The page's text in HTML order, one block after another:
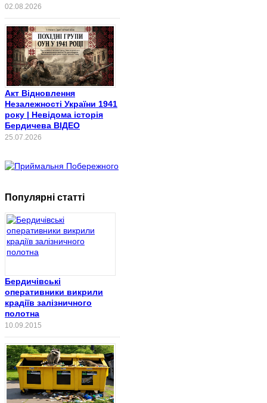
02.08.2026
Акт Відновлення
Незалежності України 1941
року | Невідома історія
Бердичева ВІДЕО
25.07.2026
Популярні статті
Бердичівські
оперативники викрили
крадіїв залізничного
полотна
10.09.2015